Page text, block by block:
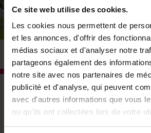
Ce site web utilise des cookies.
Les cookies nous permettent de
et les annonces, d'offrir des
médias sociaux et d'analyser notre
partageons également des
notre site avec nos partenaires de
publicité et d'analyse, qui peuvent
avec d'autres informations que vous
ou qu'ils ont collectées lors de votre
© DR
À
première vue, on pourrait
foisonnant. Mais en